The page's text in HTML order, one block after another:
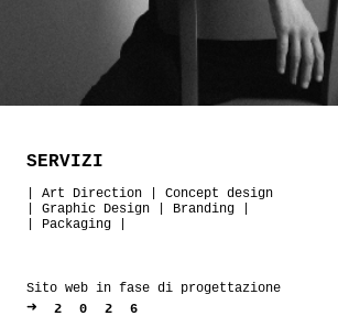
SERVIZI
Art Direction
Concept design
Graphic Design Branding
Packaging
Sito web in fase di progettazione
➜ 2026